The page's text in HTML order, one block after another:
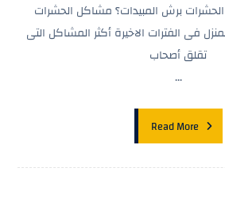
برش المبيدات؟ مشاكل الحشرات
فى الفترات الاخيرة أكثر المشاكل التى
تقلق أصحاب
...
Read More